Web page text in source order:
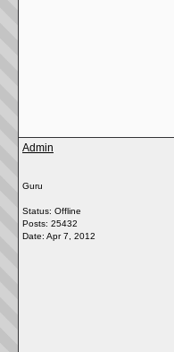
Admin
Guru
Status: Offline
Posts: 25432
Date: Apr 7, 2012